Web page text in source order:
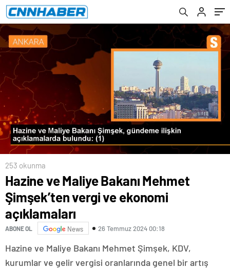
253 okunma
Hazine ve Maliye Bakanı Mehmet
Şimşek’ten vergi ve ekonomi
açıklamaları
ABONE OL News 26 Temmuz 2024 00:18
Hazine ve Maliye Bakanı Mehmet Şimşek, KDV,
kurumlar ve gelir vergisi oranlarında genel bir artış
inceledi